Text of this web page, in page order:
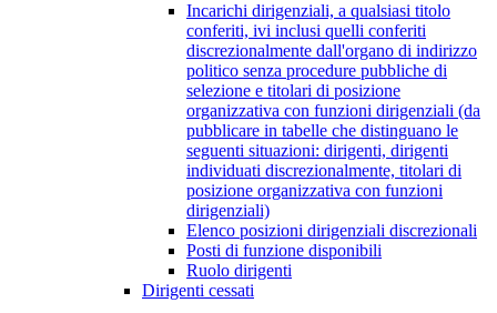
Incarichi dirigenziali, a qualsiasi titolo
conferiti, ivi inclusi quelli conferiti
discrezionalmente dall'organo di indirizzo
politico senza procedure pubbliche di
selezione e titolari di posizione
organizzativa con funzioni dirigenziali (da
pubblicare in tabelle che distinguano le
seguenti situazioni: dirigenti, dirigenti
individuati discrezionalmente, titolari di
posizione organizzativa con funzioni
dirigenziali)
Elenco posizioni dirigenziali discrezionali
Posti di funzione disponibili
Ruolo dirigenti
Dirigenti cessati